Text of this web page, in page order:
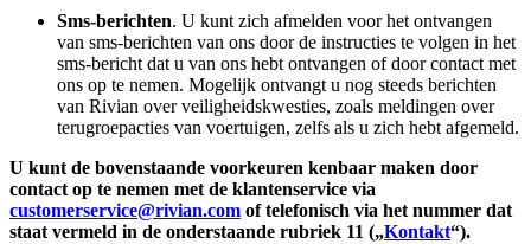
Sms-berichten. U kunt zich afmelden voor het ontvangen
van sms-berichten van ons door de instructies te volgen in het
sms-bericht dat u van ons hebt ontvangen of door contact met
ons op te nemen. Mogelijk ontvangt u nog steeds berichten
van Rivian over veiligheidskwesties, zoals meldingen over
terugroepacties van voertuigen, zelfs als u zich hebt afgemeld.
U kunt de bovenstaande voorkeuren kenbaar maken door
contact op te nemen met de klantenservice via
customerservice@rivian.com of telefonisch via het nummer dat
staat vermeld in de onderstaande rubriek 11 („Kontakt“).